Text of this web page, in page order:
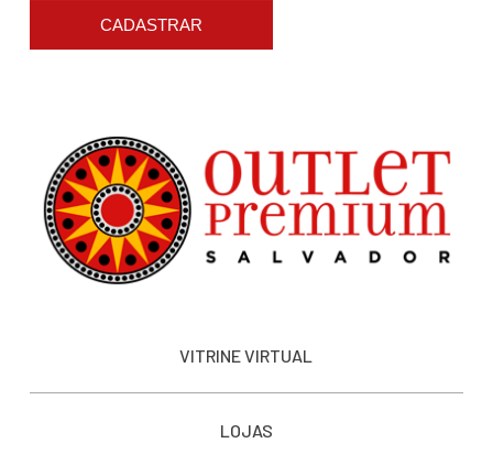
CADASTRAR
VITRINE VIRTUAL
LOJAS